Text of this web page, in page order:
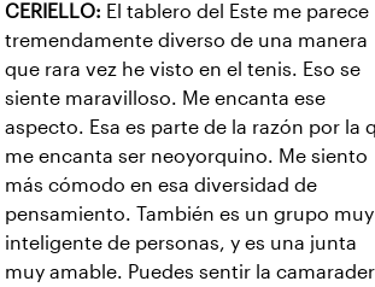
CERIELLO: El tablero del Este me parece
tremendamente diverso de una manera
que rara vez he visto en el tenis. Eso se
siente maravilloso. Me encanta ese
aspecto. Esa es parte de la razón por la
me encanta ser neoyorquino. Me siento
más cómodo en esa diversidad de
pensamiento. También es un grupo muy
inteligente de personas, y es una junta
muy amable. Puedes sentir la